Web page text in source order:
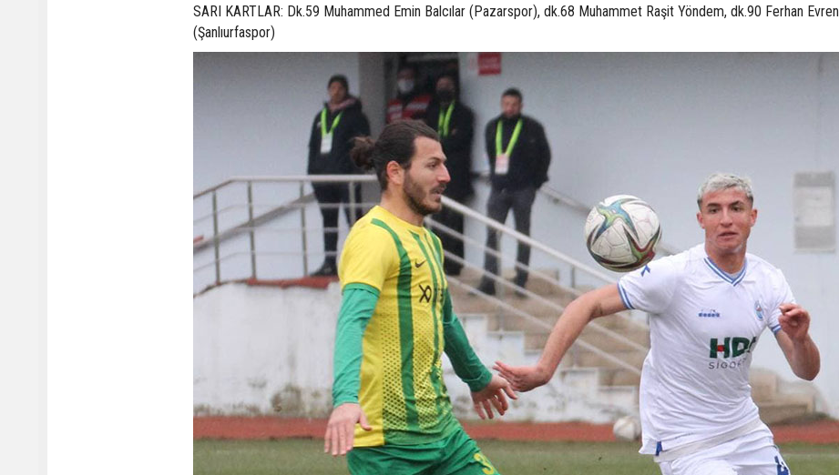
SARI KARTLAR: Dk.59 Muhammed Emin Balcılar (Pazarspor), dk.68 Muhammet Raşit Yöndem, dk.90 Ferhan Evren
(Şanlıurfaspor)